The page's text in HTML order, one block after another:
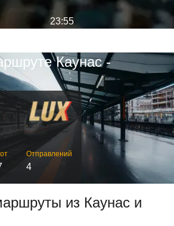
23:55
Каунас -
Отправлений
4
из Каунас и